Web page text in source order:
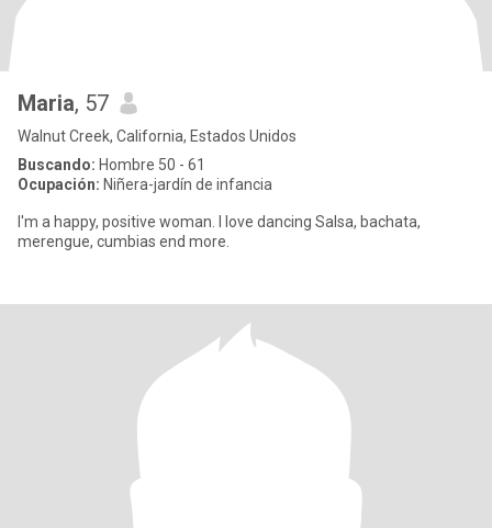
Maria, 57
Walnut Creek, California, Estados Unidos
Buscando: Hombre 50 - 61
Ocupación: Niñera-jardín de infancia
I'm a happy, positive woman. I love dancing Salsa, bachata,
merengue, cumbias end more.